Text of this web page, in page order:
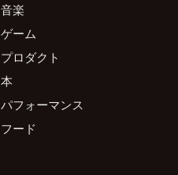
音楽
ゲーム
プロダクト
本
パフォーマンス
フード